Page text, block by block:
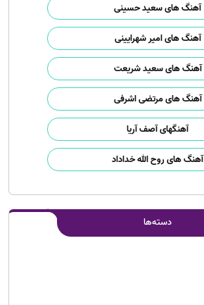
آهنگ های سعید حسینی
آهنگ های امیر شهرایینی
آهنگ های سعید شریعت
آهنگ های مرتضی اشرفی
آهنگهای آصف آریا
آهنگ های روح الله خداداد
دسته‌ها